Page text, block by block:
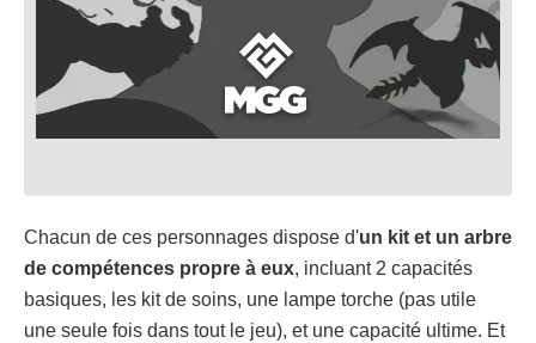
Chacun de ces personnages dispose d'un kit et un arbre
de compétences propre à eux, incluant 2 capacités
basiques, les kit de soins, une lampe torche (pas utile
une seule fois dans tout le jeu), et une capacité ultime. Et